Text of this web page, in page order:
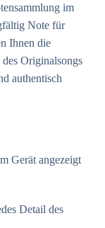
im
Note für
Ihnen die
Originalsongs
authentisch
Gerät angezeigt
Detail des